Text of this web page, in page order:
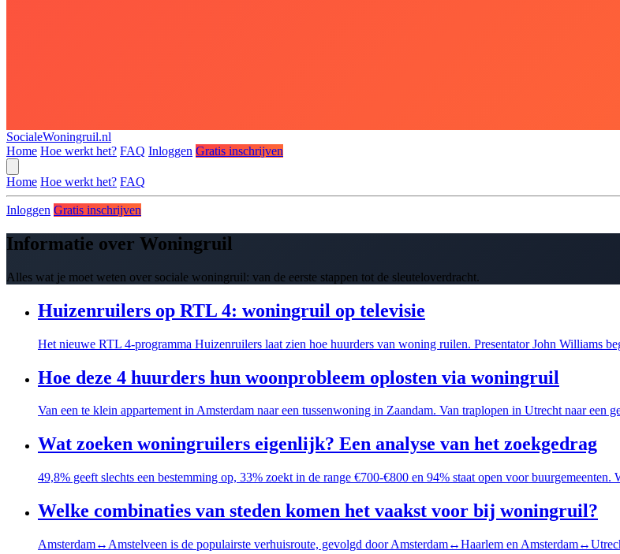
SocialeWoningruil.nl
Home Hoe werkt het? FAQ Inloggen Gratis inschrijven
Home Hoe werkt het? FAQ
Inloggen Gratis inschrijven
Informatie over Woningruil
Alles wat je moet weten over sociale woningruil: van de eerste stappen tot de sleuteloverdracht.
Huizenruilers op RTL 4: woningruil op televisie
Het nieuwe RTL 4-programma Huizenruilers laat zien hoe huurders van woning ruilen. Presentator John Williams
Hoe deze 4 huurders hun woonprobleem oplosten via woningruil
Van een te klein appartement in Amsterdam naar een tussenwoning in Zaandam. Van traplopen in Utrecht naar
Wat zoeken woningruilers eigenlijk? Een analyse van het zoekgedrag
49,8% geeft slechts een bestemming op, 33% zoekt in de range €700-€800 en 94% staat open voor
Welke combinaties van steden komen het vaakst voor bij woningruil?
Amsterdam↔Amstelveen is de populairste verhuisroute, gevolgd door Amsterdam↔Haarlem en